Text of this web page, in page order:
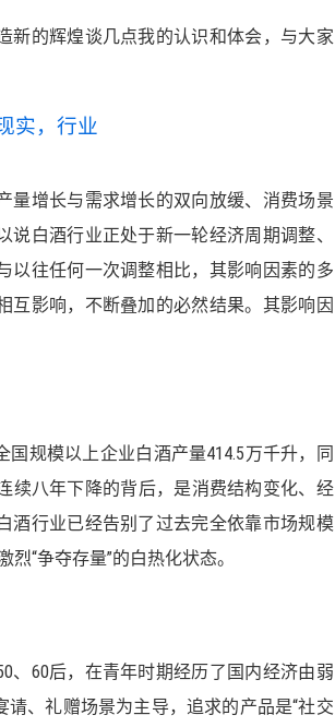
新的辉煌谈几点我的认识和体会，与大家
实，行业
量增长与需求增长的双向放缓、消费场景
白酒行业正处于新一轮经济周期调整、
以往任何一次调整相比，其影响因素的多
互影响，不断叠加的必然结果。其影响因
规模以上企业白酒产量414.5万千升，同
续八年下降的背后，是消费结构变化、经
酒行业已经告别了过去完全依靠市场规模
“争夺存量”的白热化状态。
、60后，在青年时期经历了国内经济由弱
、礼赠场景为主导，追求的产品是“社交